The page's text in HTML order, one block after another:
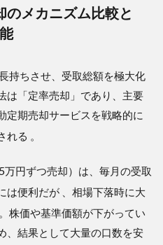
のメカニズム比較と
持ちさせ、受取総額を極大化
は「定率売却」であり、主要
定期売却サービスを戦略的に
れる 。
万円ずつ売却）は、毎月の受取
は便利だが
、相場下落時に大
。株価や基準価額が下がってい
、結果として大量の口数を安